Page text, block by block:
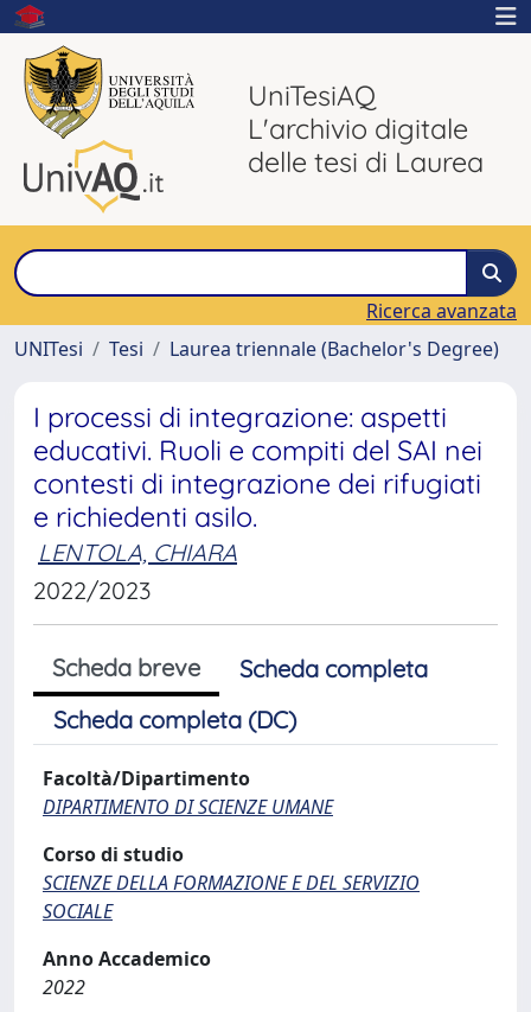
UniTesiAQ
L'archivio digitale
delle tesi di Laurea
Ricerca avanzata
UNITesi
Tesi Laurea triennale (Bachelor's Degree)
I processi di integrazione: aspetti
educativi. Ruoli e compiti del SAI nei
contesti di integrazione dei rifugiati
e richiedenti asilo.
LENTOLA, CHIARA
2022/2023
Scheda breve
Scheda completa
Scheda completa (DC)
Facoltà/Dipartimento
DIPARTIMENTO DI SCIENZE UMANE
Corso di studio
SCIENZE DELLA FORMAZIONE E DEL SERVIZIO
SOCIALE
Anno Accademico
2022